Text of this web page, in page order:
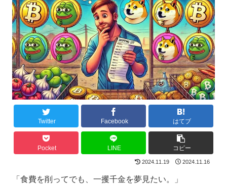
Twitter Facebook はてブ
Pocket LINE コピー
2024.11.19 2024.11.16
「食費を削ってでも、一攫千金を夢見たい。」